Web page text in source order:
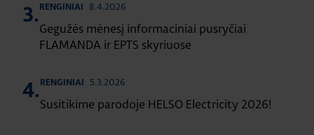
3. RENGINIAI 8.4.2026
Gegužės mėnesį informaciniai pusryčiai
FLAMANDA ir EPTS skyriuose
4. RENGINIAI 5.3.2026
Susitikime parodoje HELSO Electricity 2026!